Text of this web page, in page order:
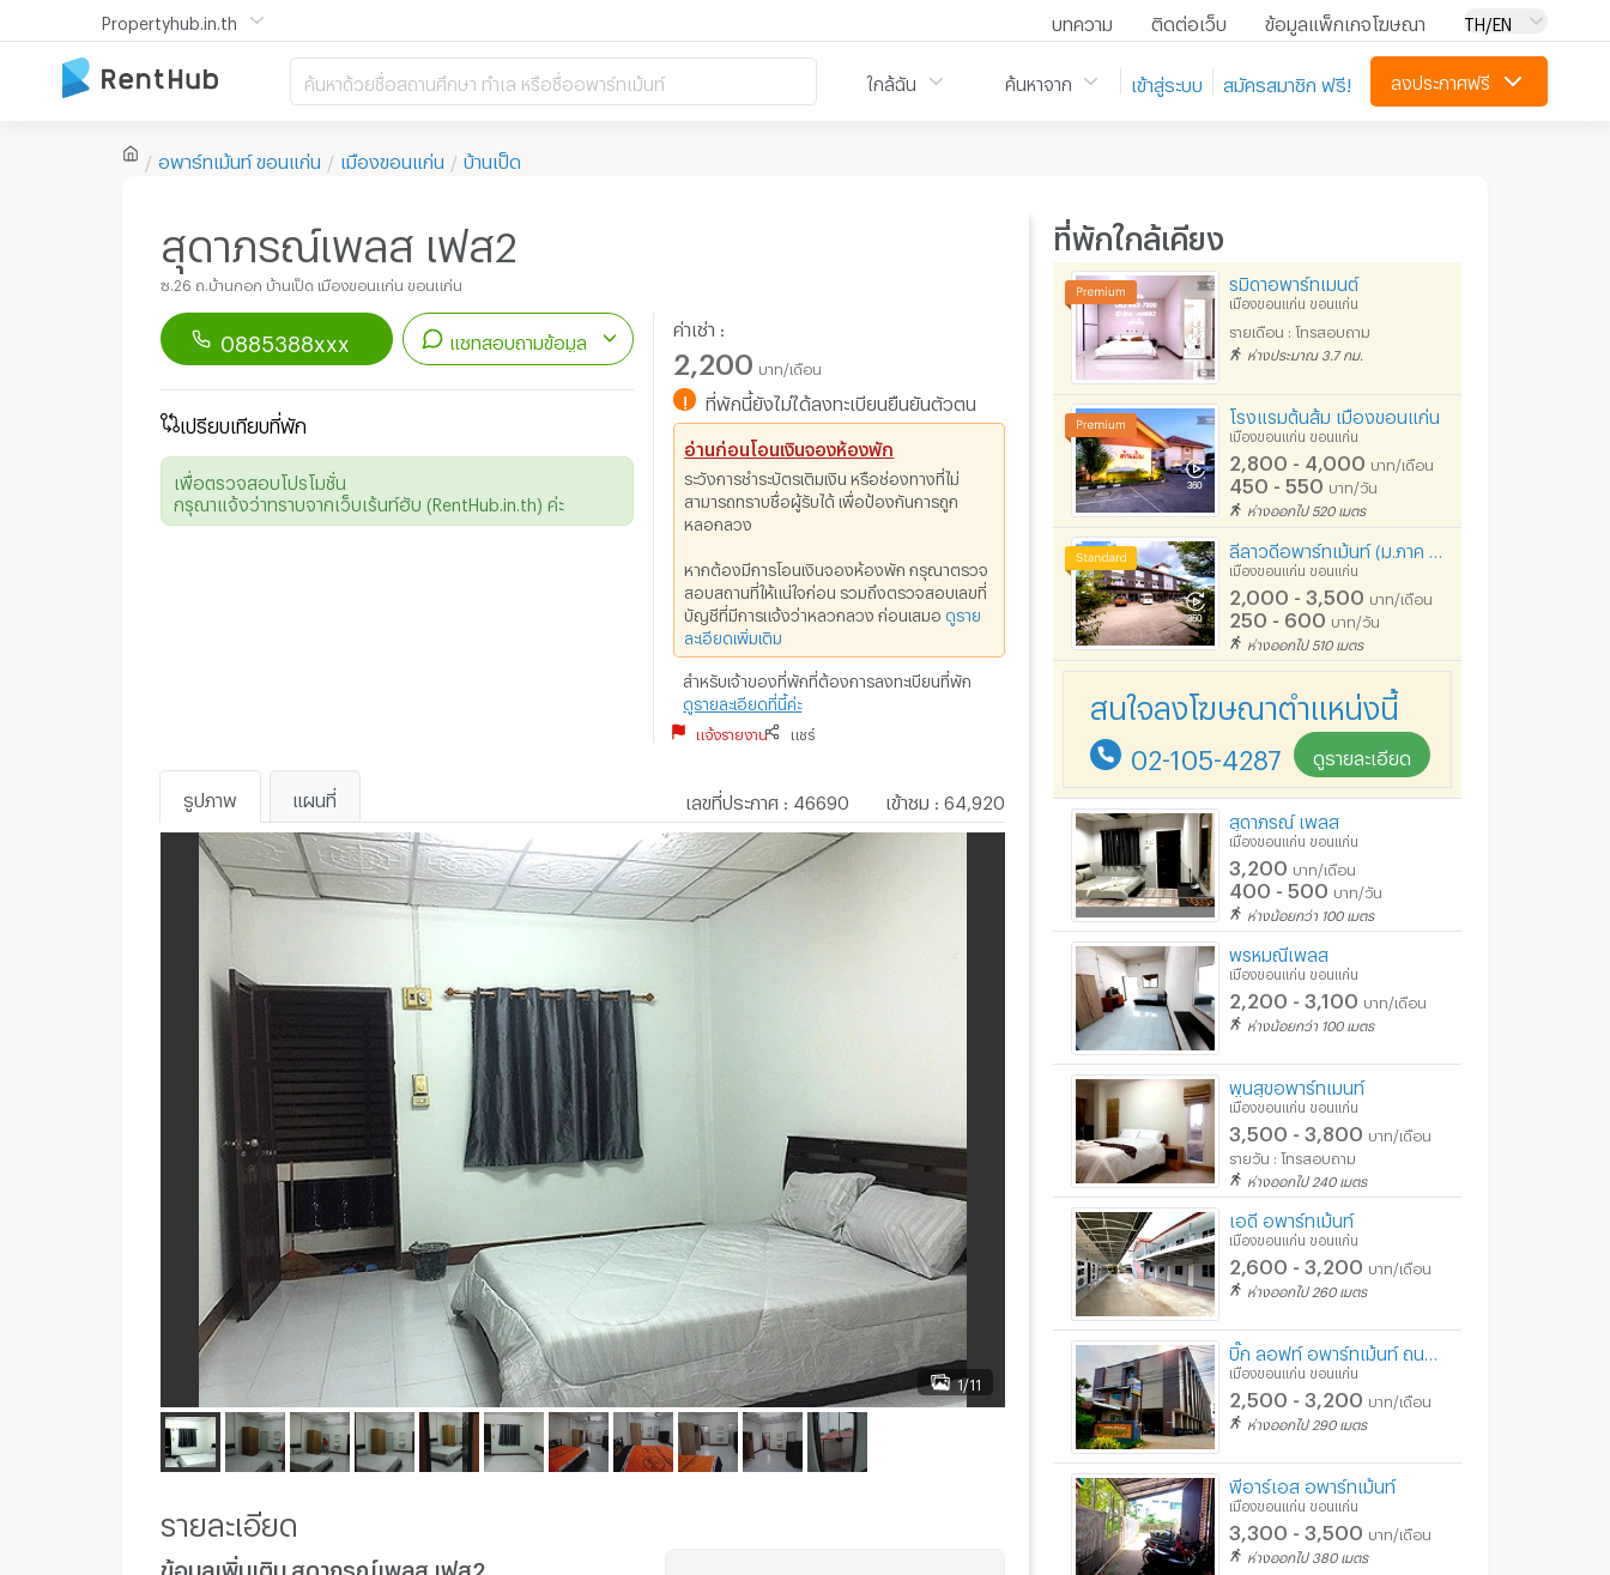
Propertyhub.in.th บทความ ติดต่อเว็บ ข้อมูลแพ็กเกจโฆษณา TH/EN
ค้นหาด้วยชื่อสถานศึกษา ทำเล หรือชื่ออพาร์ทเม้นท์ ใกล้ฉัน ค้นหาจาก เข้าสู่ระบบ สมัครสมาชิก ฟรี! ลงประกาศฟรี
อพาร์ทเม้นท์ ขอนแก่น เมืองขอนแก่น บ้านเป็ด
สุดาภรณ์เพลส เฟส2
ซ.26 ถ.บ้านกอก บ้านเป็ด เมืองขอนแก่น ขอนแก่น
0885388xxx แชทสอบถามข้อมูล
เพื่อเริ่มแชทกับอพาร์ทเม้นท์นี้
เปรียบเทียบที่พัก
เพื่อตรวจสอบโปรโมชั่น
กรุณาแจ้งว่าทราบจากเว็บเร้นท์ฮับ (RentHub.in.th) ค่ะ
ค่าเช่า :
2,200 บาท/เดือน
! ที่พักนี้ยังไม่ได้ลงทะเบียนยืนยันตัวตน
อ่านก่อนโอนเงินจองห้องพัก
ระวังการชำระบัตรเติมเงิน หรือช่องทางที่ไม่
สามารถทราบชื่อผู้รับได้ เพื่อป้องกันการถูก
หลอกลวง
หากต้องมีการโอนเงินจองห้องพัก กรุณาตรวจ
สอบสถานที่ให้แน่ใจก่อน รวมถึงตรวจสอบเลขที่
บัญชีที่มีการแจ้งว่าหลวกลวง ก่อนเสมอ ดูราย
ละเอียดเพิ่มเติม
สำหรับเจ้าของที่พักที่ต้องการลงทะเบียนที่พัก
ดูรายละเอียดที่นี้ค่ะ
แจ้งรายงาน แชร์
เลขที่ประกาศ 46690 เข้าชม 64,920
รูปภาพ แผนที่
1/11
รายละเอียด
ข้อมูลเพิ่มเติม สุดาภรณ์เพลส เฟส2
ที่พักใกล้เคียง
รมิดาอพาร์ทเมนต์
เมืองขอนแก่น ขอนแก่น
รายเดือน : โทรสอบถาม
ห่างประมาณ 3.7 กม.
โรงแรมต้นส้ม เมืองขอนแก่น
เมืองขอนแก่น ขอนแก่น
2,800 - 4,000 บาท/เดือน
450 - 550 บาท/วัน
ห่างออกไป 520 เมตร
เมืองขอนแก่น ขอนแก่น
2,000 - 3,500 บาท/เดือน
250 - 600 บาท/วัน
ห่างออกไป 510 เมตร
สนใจลงโฆษณาตำแหน่งนี้
02-105-4287 ดูรายละเอียด
สุดาภรณ์ เพลส
เมืองขอนแก่น ขอนแก่น
3,200 บาท/เดือน
400 - 500 บาท/วัน
ห่างน้อยกว่า 100 เมตร
พรหมณีเพลส
เมืองขอนแก่น ขอนแก่น
2,200 - 3,100 บาท/เดือน
ห่างน้อยกว่า 100 เมตร
พูนสุขอพาร์ทเมนท์
เมืองขอนแก่น ขอนแก่น
3,500 - 3,800 บาท/เดือน
รายวัน : โทรสอบถาม
ห่างออกไป 240 เมตร
เอดี อพาร์ทเม้นท์
เมืองขอนแก่น ขอนแก่น
2,600 - 3,200 บาท/เดือน
ห่างออกไป 260 เมตร
เมืองขอนแก่น ขอนแก่น
2,500 - 3,200 บาท/เดือน
ห่างออกไป 290 เมตร
พีอาร์เอส อพาร์ทเม้นท์
เมืองขอนแก่น ขอนแก่น
3,300 - 3,500 บาท/เดือน
ห่างออกไป 380 เมตร